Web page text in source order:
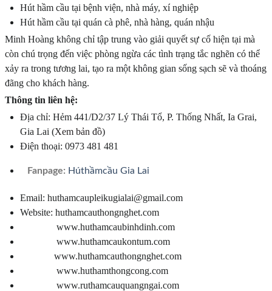
Hút hầm cầu tại bệnh viện, nhà máy, xí nghiệp
Hút hầm cầu tại quán cà phê, nhà hàng, quán nhậu
Minh Hoàng không chỉ tập trung vào giải quyết sự cố hiện tại mà
còn chú trọng đến việc phòng ngừa các tình trạng tắc nghẽn có thể
xảy ra trong tương lai, tạo ra một không gian sống sạch sẽ và thoáng
đãng cho khách hàng.
Thông tin liên hệ:
Địa chỉ: Hẻm 441/D2/37 Lý Thái Tổ, P. Thống Nhất, Ia Grai,
Gia Lai (Xem bản đồ)
Điện thoại: 0973 481 481
Fanpage: Húthầmcầu Gia Lai
Email: huthamcaupleikugialai@gmail.com
Website: huthamcauthongnghet.com
www.huthamcaubinhdinh.com
www.huthamcaukontum.com
www.huthamcauthongnghet.com
www.huthamthongcong.com
www.ruthamcauquangngai.com